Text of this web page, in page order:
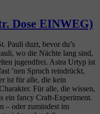
Dose EINWEG)
Pauli duzt, bevor du’s
wo die Nächte lang sind,
jugendfrei. Astra Urtyp ist
’nen Spruch reindrückt,
ist für alle, die kein
Für alle, die wissen,
ein fancy Craft‑Experiment.
– oder zumindest im